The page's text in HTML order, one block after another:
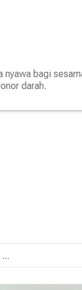
nyawa bagi
darah.